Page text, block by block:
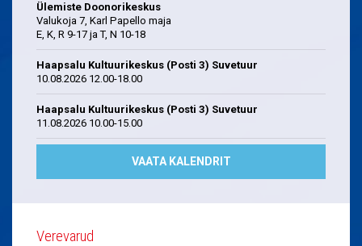
Ülemiste Doonorikeskus
Valukoja 7, Karl Papello maja
E, K, R 9-17 ja T, N 10-18
Haapsalu Kultuurikeskus (Posti 3) Suvetuur
10.08.2026 12.00-18.00
Haapsalu Kultuurikeskus (Posti 3) Suvetuur
11.08.2026 10.00-15.00
VAATA KALENDRIT
Verevarud